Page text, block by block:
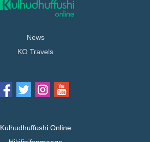
News
KO Travels
Kulhudhuffushi Online